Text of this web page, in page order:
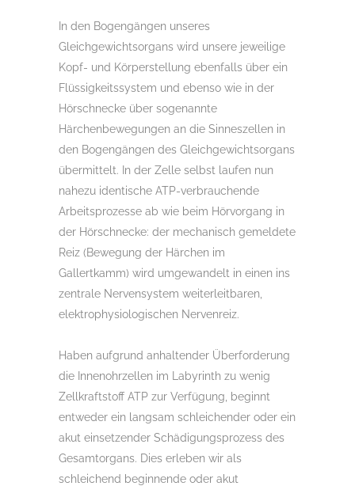
In den Bogengängen unseres
Gleichgewichtsorgans wird unsere jeweilige
Kopf- und Körperstellung ebenfalls über ein
Flüssigkeitssystem und ebenso wie in der
Hörschnecke über sogenannte
Härchenbewegungen an die Sinneszellen in
den Bogengängen des Gleichgewichtsorgans
übermittelt. In der Zelle selbst laufen nun
nahezu identische ATP-verbrauchende
Arbeitsprozesse ab wie beim Hörvorgang in
der Hörschnecke: der mechanisch gemeldete
Reiz (Bewegung der Härchen im
Gallertkamm) wird umgewandelt in einen ins
zentrale Nervensystem weiterleitbaren,
elektrophysiologischen Nervenreiz.
Haben aufgrund anhaltender Überforderung
die Innenohrzellen im Labyrinth zu wenig
Zellkraftstoff ATP zur Verfügung, beginnt
entweder ein langsam schleichender oder ein
akut einsetzender Schädigungsprozess des
Gesamtorgans. Dies erleben wir als
schleichend beginnende oder akut